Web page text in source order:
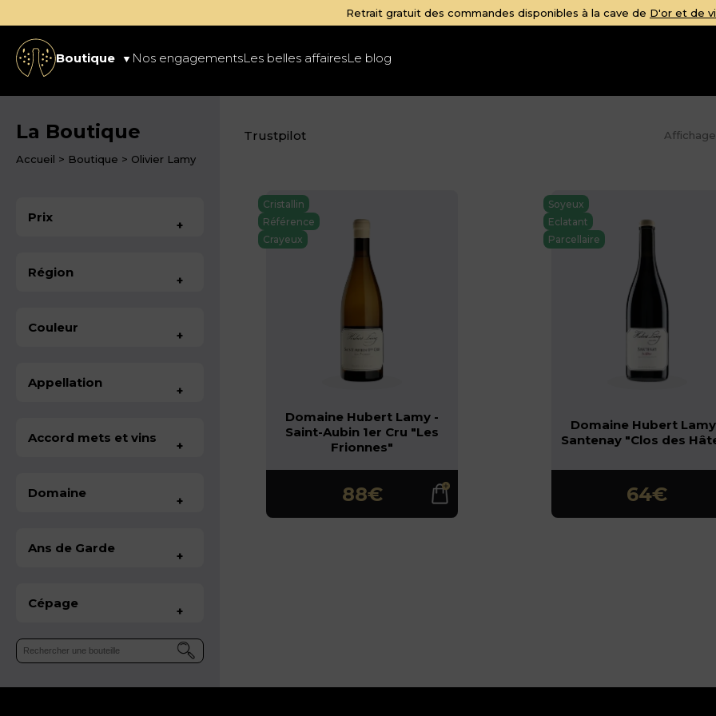
Retrait gratuit des commandes disponibles à la cave de D'or et de
Boutique Nos engagementsLes belles affairesLe blog
La Boutique
Accueil > Boutique > Olivier Lamy
Prix +
Région +
Couleur +
Appellation +
Accord mets et vins +
Domaine +
Ans de Garde +
Cépage +
Trustpilot
Cristallin
Référence
Crayeux
Domaine Hubert Lamy -
Saint-Aubin 1er Cru "Les
Frionnes"
88€
Soyeux
Eclatant
Parcellaire
Domaine Hubert
Santenay "Clos des
64€